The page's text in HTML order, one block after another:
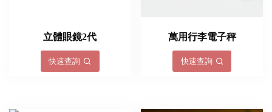
立體眼鏡2代
快速查詢
萬用行李電子秤
快速查詢